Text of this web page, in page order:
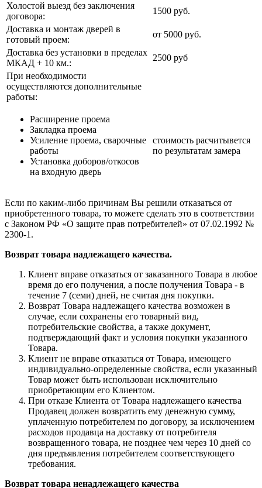
Холостой выезд без заключения
договора:
1500 руб.
Доставка и монтаж дверей в
готовый проем:
от 5000 руб.
Доставка без установки в пределах
МКАД + 10 км.:
2500 руб
При необходимости
осуществляются дополнительные
работы:
Расширение проема
Закладка проема
Усиление проема, сварочные
работы
Установка доборов/откосов
на входную дверь
стоимость расчитывется
по результатам замера
Если по каким-либо причинам Вы решили отказаться от
приобретенного товара, то можете сделать это в соответствии
с Законом РФ «О защите прав потребителей» от 07.02.1992 №
2300-1.
Возврат товара надлежащего качества.
Клиент вправе отказаться от заказанного Товара в любое
время до его получения, а после получения Товара - в
течение 7 (семи) дней, не считая дня покупки.
Возврат Товара надлежащего качества возможен в
случае, если сохранены его товарный вид,
потребительские свойства, а также документ,
подтверждающий факт и условия покупки указанного
Товара.
Клиент не вправе отказаться от Товара, имеющего
индивидуально-определенные свойства, если указанный
Товар может быть использован исключительно
приобретающим его Клиентом.
При отказе Клиента от Товара надлежащего качества
Продавец должен возвратить ему денежную сумму,
уплаченную потребителем по договору, за исключением
расходов продавца на доставку от потребителя
возвращенного товара, не позднее чем через 10 дней со
дня предъявления потребителем соответствующего
требования.
Возврат товара ненадлежащего качества